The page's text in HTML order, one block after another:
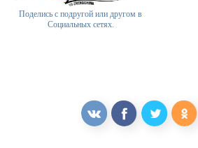
Поделись с подругой или другом в
Социальных сетях.